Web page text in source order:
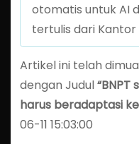
otomatis untuk AI
tertulis dari Kantor
Artikel ini telah
dengan Judul
harus beradaptasi
06-11 15:03:00